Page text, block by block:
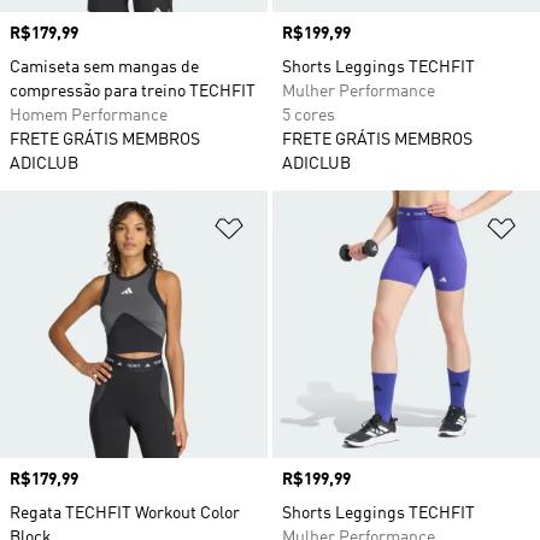
Preço
R$179,99
Camiseta sem mangas de
compressão para treino TECHFIT
Homem Performance
FRETE GRÁTIS MEMBROS
ADICLUB
Preço
R$199,99
Shorts Leggings TECHFIT
Mulher Performance
5 cores
FRETE GRÁTIS MEMBROS
ADICLUB
Adicionar à Lista de Desejos
Preço
R$179,99
Regata TECHFIT Workout Color
Preço
R$199,99
Shorts Leggings TECHFIT